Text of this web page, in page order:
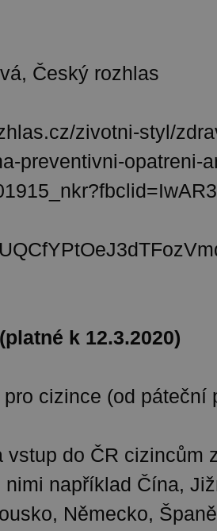
Český rozhlas
zivotni-styl/
preventivni-opatreni-
k 12.3.2020)
cizince (od páteční
vstup do ČR cizincům
například Čína,
Německo,